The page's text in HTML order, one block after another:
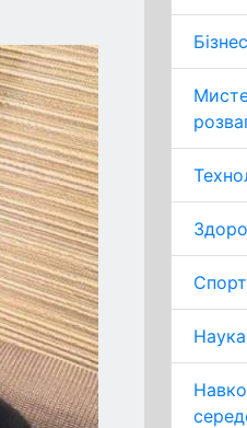
Бізнес
Спорт
Наука